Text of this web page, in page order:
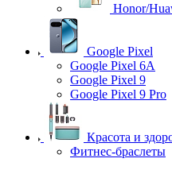
Honor/
Google Pixel
Google Pixel 6A
Google Pixel 9
Google Pixel 9 Pro
Красота и
Фитнес-браслеты